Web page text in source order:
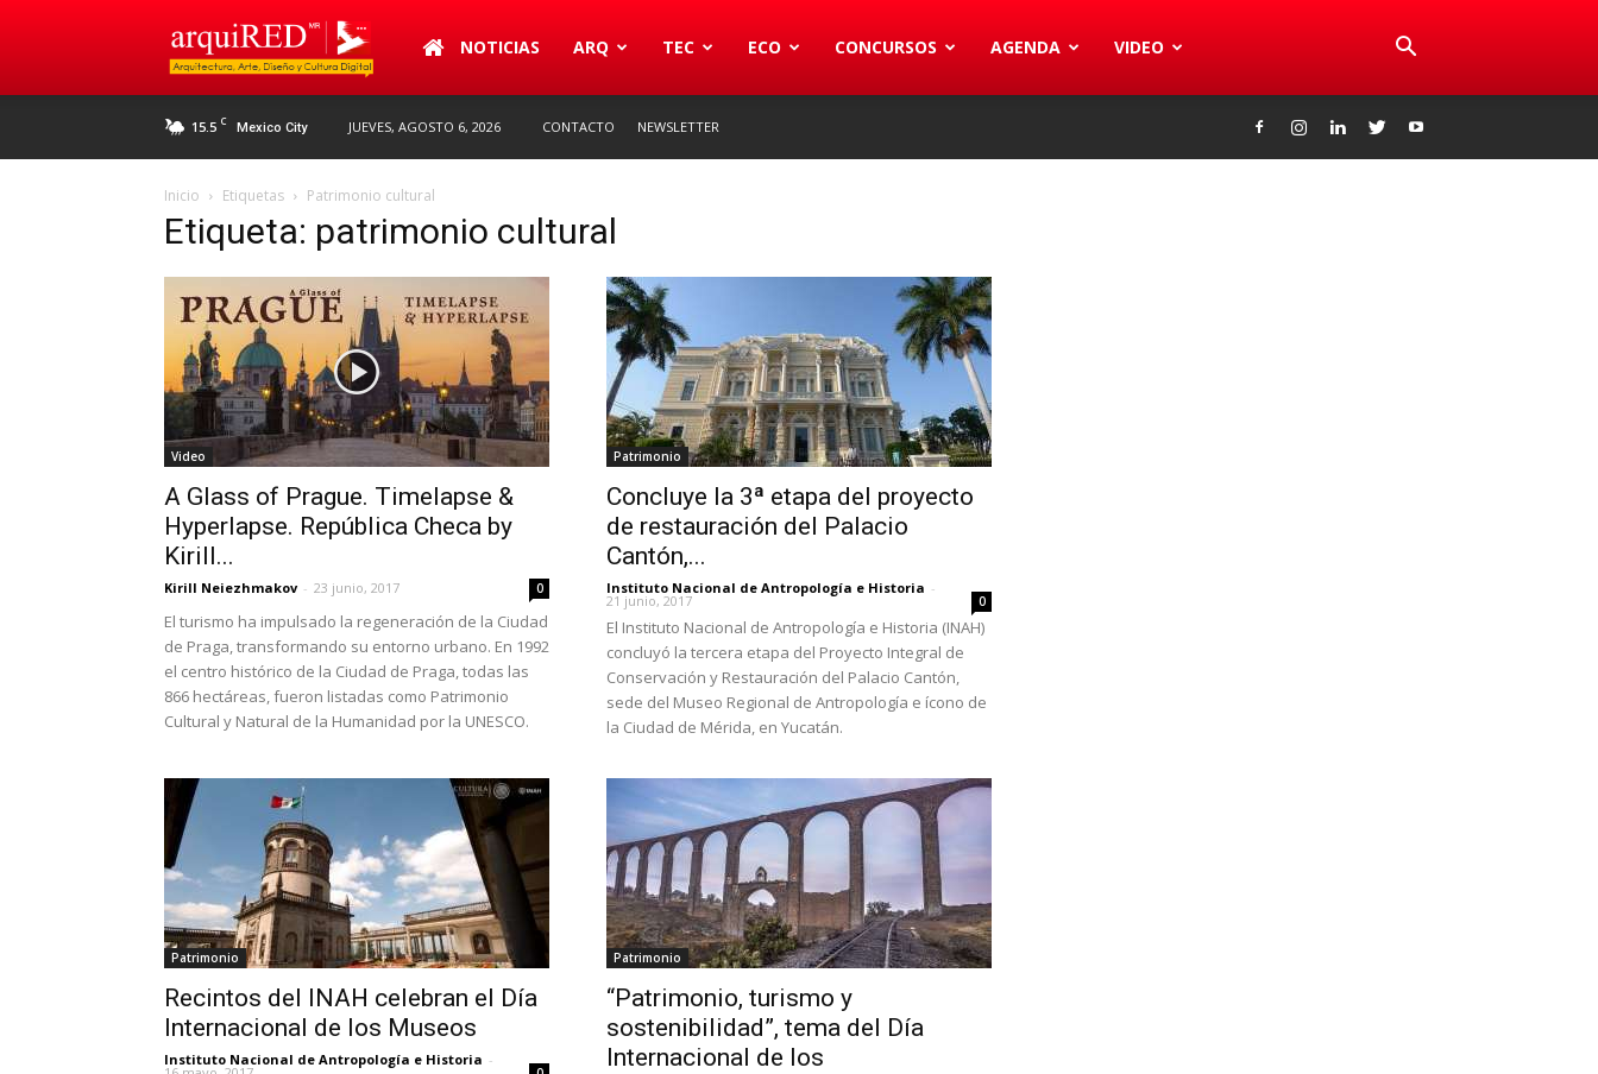
arquiREDNOTICIAS ARQ TEC ECO CONCURSOS AGENDA VIDEO
15.5 C Mexico City JUEVES, AGOSTO 6, 2026 CONTACTO NEWSLETTER
Inicio Etiquetas Patrimonio cultural
Etiqueta: patrimonio cultural
Video
A Glass of Prague. Timelapse &
Hyperlapse. República Checa by
Kirill...
Kirill Neiezhmakov - 23 junio, 2017 0
El turismo ha impulsado la regeneración de la Ciudad
de Praga, transformando su entorno urbano. En 1992
el centro histórico de la Ciudad de Praga, todas las
866 hectáreas, fueron listadas como Patrimonio
Cultural y Natural de la Humanidad por la UNESCO.
Patrimonio
Concluye la 3ª etapa del proyecto
de restauración del Palacio
Cantón,...
Instituto Nacional de Antropología e Historia -
21 junio, 2017 0
El Instituto Nacional de Antropología e Historia (INAH)
concluyó la tercera etapa del Proyecto Integral de
Conservación y Restauración del Palacio Cantón,
sede del Museo Regional de Antropología e ícono de
la Ciudad de Mérida, en Yucatán.
Patrimonio
Recintos del INAH celebran el Día
Internacional de los Museos
Instituto Nacional de Antropología e Historia -
Patrimonio
“Patrimonio, turismo y
sostenibilidad”, tema del Día
Internacional de los